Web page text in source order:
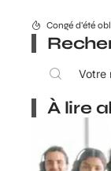
À lire